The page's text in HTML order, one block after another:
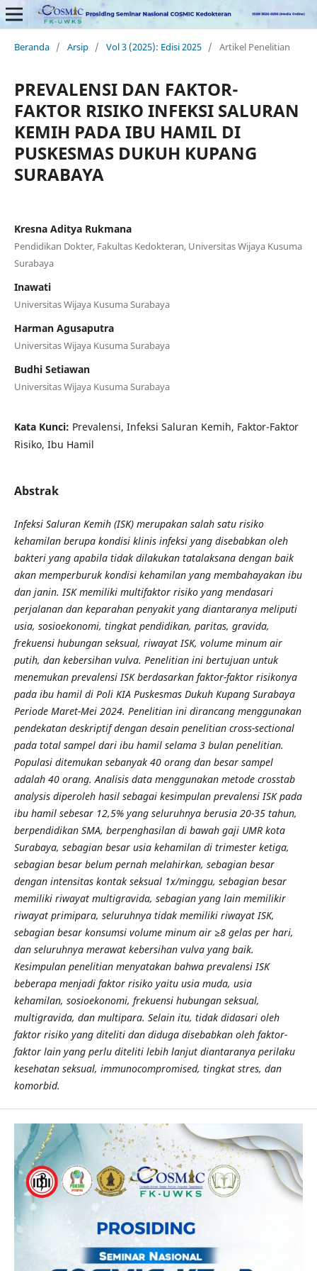
Beranda / Arsip / Vol 3 (2025): Edisi 2025 / Artikel Penelitian
PREVALENSI DAN FAKTOR-
FAKTOR RISIKO INFEKSI SALURAN
KEMIH PADA IBU HAMIL DI
PUSKESMAS DUKUH KUPANG
SURABAYA
Kresna Aditya Rukmana
Pendidikan Dokter, Fakultas Kedokteran, Universitas Wijaya Kusuma
Surabaya
Inawati
Universitas Wijaya Kusuma Surabaya
Harman Agusaputra
Universitas Wijaya Kusuma Surabaya
Budhi Setiawan
Universitas Wijaya Kusuma Surabaya
Kata Kunci: Prevalensi, Infeksi Saluran Kemih, Faktor-Faktor
Risiko, Ibu Hamil
Abstrak
Infeksi Saluran Kemih (ISK) merupakan salah satu risiko
kehamilan berupa kondisi klinis infeksi yang disebabkan oleh
bakteri yang apabila tidak dilakukan tatalaksana dengan baik
akan memperburuk kondisi kehamilan yang membahayakan ibu
dan janin. ISK memiliki multifaktor risiko yang mendasari
perjalanan dan keparahan penyakit yang diantaranya meliputi
usia, sosioekonomi, tingkat pendidikan, paritas, gravida,
frekuensi hubungan seksual, riwayat ISK, volume minum air
putih, dan kebersihan vulva. Penelitian ini bertujuan untuk
menemukan prevalensi ISK berdasarkan faktor-faktor risikonya
pada ibu hamil di Poli KIA Puskesmas Dukuh Kupang Surabaya
Periode Maret-Mei 2024. Penelitian ini dirancang menggunakan
pendekatan deskriptif dengan desain penelitian cross-sectional
pada total sampel dari ibu hamil selama 3 bulan penelitian.
Populasi ditemukan sebanyak 40 orang dan besar sampel
adalah 40 orang. Analisis data menggunakan metode crosstab
analysis diperoleh hasil sebagai kesimpulan prevalensi ISK pada
ibu hamil sebesar 12,5% yang seluruhnya berusia 20-35 tahun,
berpendidikan SMA, berpenghasilan di bawah gaji UMR kota
Surabaya, sebagian besar usia kehamilan di trimester ketiga,
sebagian besar belum pernah melahirkan, sebagian besar
dengan intensitas kontak seksual 1x/minggu, sebagian besar
memiliki riwayat multigravida, sebagian yang lain memilikir
riwayat primipara, seluruhnya tidak memiliki riwayat ISK,
sebagian besar konsumsi volume minum air ≥8 gelas per hari,
dan seluruhnya merawat kebersihan vulva yang baik.
Kesimpulan penelitian menyatakan bahwa prevalensi ISK
beberapa menjadi faktor risiko yaitu usia muda, usia
kehamilan, sosioekonomi, frekuensi hubungan seksual,
multigravida, dan multipara. Selain itu, tidak didasari oleh
faktor risiko yang diteliti dan diduga disebabkan oleh faktor-
faktor lain yang perlu diteliti lebih lanjut diantaranya perilaku
kesehatan seksual, immunocompromised, tingkat stres, dan
komorbid.